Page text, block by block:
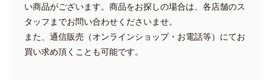
い商品がございます。商品をお探しの場合は、各店舗のス
タッフまでお問い合わせくださいませ。
また、通信販売（オンラインショップ・お電話等）にてお
買い求め頂くことも可能です。